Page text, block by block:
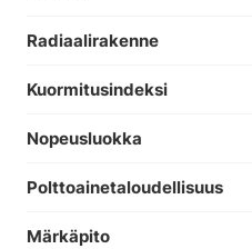
Radiaalirakenne
Kuormitusindeksi
Nopeusluokka
Polttoainetaloudellisuus
Märkäpito